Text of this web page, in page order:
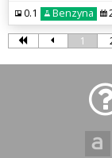
0.1 Benzyna
1